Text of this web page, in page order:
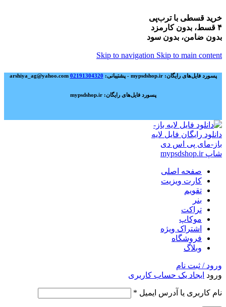
خرید قسطی با ترب‌پی
۴ قسط، بدون کارمزد
بدون ضامن، بدون سود
Skip to navigation Skip to main content
پسورد فایل‌های رایگان: mypsdshop.ir - پشتیبانی: arshiya_ag@yahoo.com 02191304320
پسورد فایل‌های رایگان: mypsdshop.ir
صفحه اصلی
کارت ویزیت
تقویم
بنر
تراکت
موکاپ
اشتراک ویژه
فروشگاه
وبلاگ
ورود / ثبت نام
ورود ایجاد یک حساب کاربری
نام کاربری یا آدرس ایمیل *